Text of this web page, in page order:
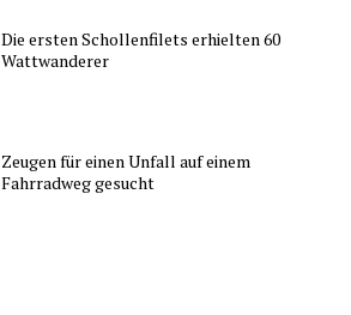
Die ersten Schollenfilets erhielten 60
Wattwanderer
Zeugen für einen Unfall auf einem
Fahrradweg gesucht